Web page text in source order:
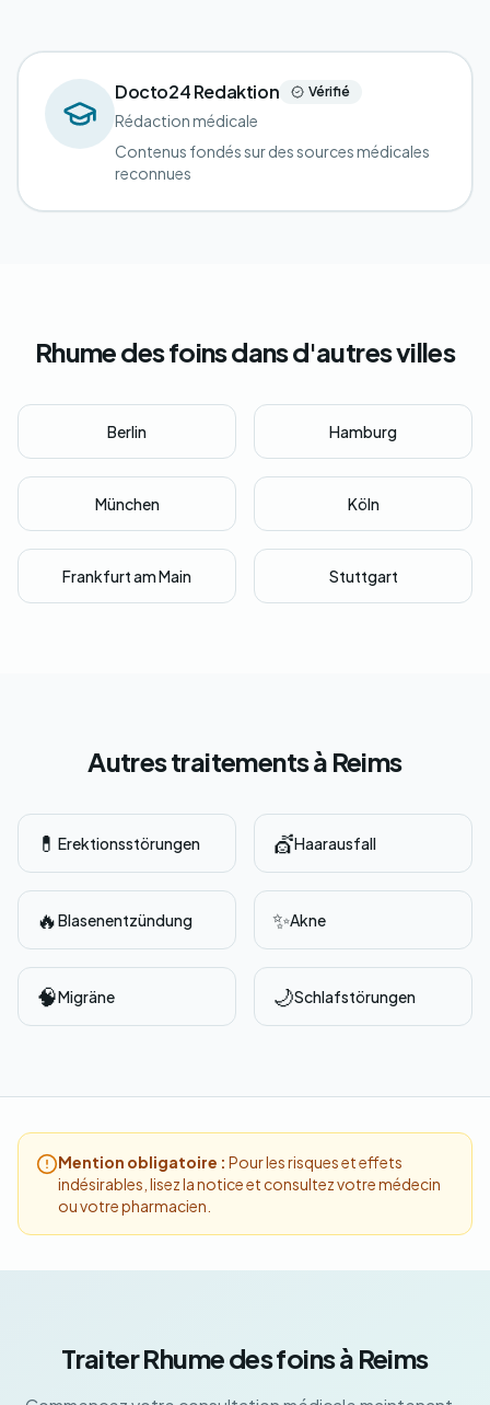
Docto24 Redaktion Vérifié
Rédaction médicale
Contenus fondés sur des sources médicales
reconnues
Rhume des foins dans d'autres villes
Berlin Hamburg
München Köln
Frankfurt am Main Stuttgart
Autres traitements à Reims
💊 Erektionsstörungen 💇Haarausfall
🔥Blasenentzündung ✨Akne
🧠Migräne 🌙Schlafstörungen
Mention obligatoire : Pour les risques et effets
indésirables, lisez la notice et consultez votre médecin
ou votre pharmacien.
Traiter Rhume des foins à Reims